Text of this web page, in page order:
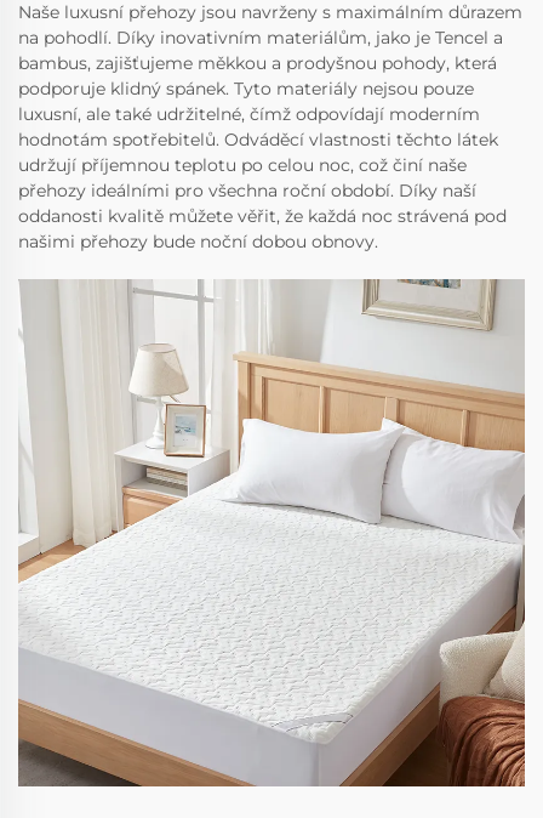
Naše luxusní přehozy jsou navrženy s maximálním důrazem
na pohodlí. Díky inovativním materiálům, jako je Tencel a
bambus, zajišťujeme měkkou a prodyšnou pohody, která
podporuje klidný spánek. Tyto materiály nejsou pouze
luxusní, ale také udržitelné, čímž odpovídají moderním
hodnotám spotřebitelů. Odváděcí vlastnosti těchto látek
udržují příjemnou teplotu po celou noc, což činí naše
přehozy ideálními pro všechna roční období. Díky naší
oddanosti kvalitě můžete věřit, že každá noc strávená pod
našimi přehozy bude noční dobou obnovy.